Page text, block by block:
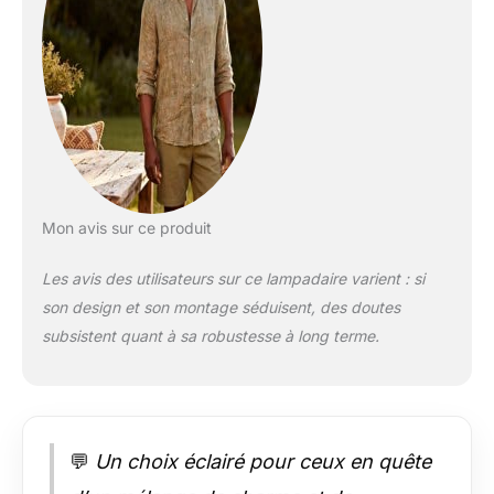
Allée | Style: Antique,
Campagne |
Interrupteur On/Off:
Non | Forme: Carré |
Ajustable: Non |
Détails techniques
lampe & ampoule -
Ampoule(s)
Puissance par
lumière: 100 Watt |
Sécurité -Indice de
Mon avis sur ce produit
Les avis des utilisateurs sur ce lampadaire varient : si
son design et son montage séduisent, des doutes
subsistent quant à sa robustesse à long terme.
💬 Un choix éclairé pour ceux en quête